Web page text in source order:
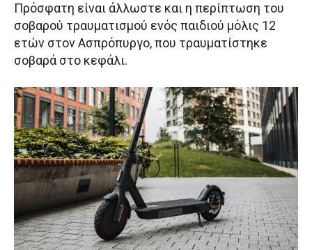
Πρόσφατη είναι άλλωστε και η περίπτωση του
σοβαρού τραυματισμού ενός παιδιού μόλις 12
ετών στον Ασπρόπυργο, που τραυματίστηκε
σοβαρά στο κεφάλι.